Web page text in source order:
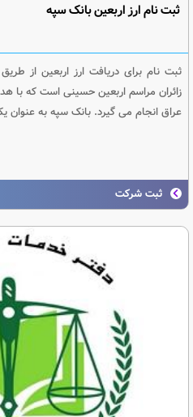
ثبت نام ارز اربعین بانک سپه
ثبت نام برای دریافت ارز اربعین از
زائران مراسم اربعین حسینی است که با
عراق انجام می گیرد. بانک سپه به عنوان
ثبت شرکت